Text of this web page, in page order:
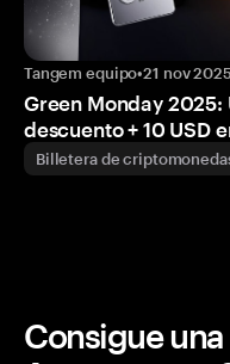
Tangem equipo•21 nov 2025
Green Monday 2025:
descuento + 10 USD
Billetera de
Consigue